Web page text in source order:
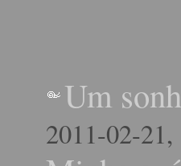
Um
2011-02-21,